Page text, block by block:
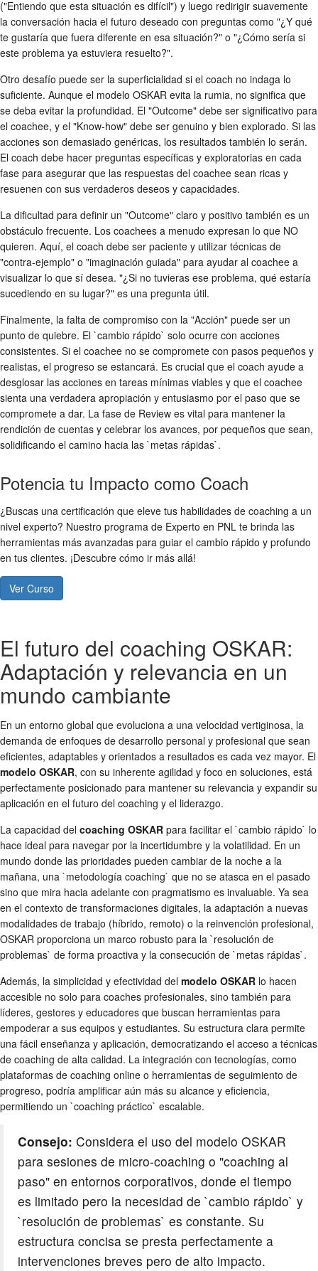
("Entiendo que esta situación es difícil") y luego redirigir suavemente
la conversación hacia el futuro deseado con preguntas como "¿Y qué
te gustaría que fuera diferente en esa situación?" o "¿Cómo sería si
este problema ya estuviera resuelto?".
Otro desafío puede ser la superficialidad si el coach no indaga lo
suficiente. Aunque el modelo OSKAR evita la rumia, no significa que
se deba evitar la profundidad. El "Outcome" debe ser significativo para
el coachee, y el "Know-how" debe ser genuino y bien explorado. Si las
acciones son demasiado genéricas, los resultados también lo serán.
El coach debe hacer preguntas específicas y exploratorias en cada
fase para asegurar que las respuestas del coachee sean ricas y
resuenen con sus verdaderos deseos y capacidades.
La dificultad para definir un "Outcome" claro y positivo también es un
obstáculo frecuente. Los coachees a menudo expresan lo que NO
quieren. Aquí, el coach debe ser paciente y utilizar técnicas de
"contra-ejemplo" o "imaginación guiada" para ayudar al coachee a
visualizar lo que sí desea. "¿Si no tuvieras ese problema, qué estaría
sucediendo en su lugar?" es una pregunta útil.
Finalmente, la falta de compromiso con la "Acción" puede ser un
punto de quiebre. El `cambio rápido` solo ocurre con acciones
consistentes. Si el coachee no se compromete con pasos pequeños y
realistas, el progreso se estancará. Es crucial que el coach ayude a
desglosar las acciones en tareas mínimas viables y que el coachee
sienta una verdadera apropiación y entusiasmo por el paso que se
compromete a dar. La fase de Review es vital para mantener la
rendición de cuentas y celebrar los avances, por pequeños que sean,
solidificando el camino hacia las `metas rápidas`.
Potencia tu Impacto como Coach
¿Buscas una certificación que eleve tus habilidades de coaching a un
nivel experto? Nuestro programa de Experto en PNL te brinda las
herramientas más avanzadas para guiar el cambio rápido y profundo
en tus clientes. ¡Descubre cómo ir más allá!
Ver Curso
El futuro del coaching OSKAR:
Adaptación y relevancia en un
mundo cambiante
En un entorno global que evoluciona a una velocidad vertiginosa, la
demanda de enfoques de desarrollo personal y profesional que sean
eficientes, adaptables y orientados a resultados es cada vez mayor. El
modelo OSKAR, con su inherente agilidad y foco en soluciones, está
perfectamente posicionado para mantener su relevancia y expandir su
aplicación en el futuro del coaching y el liderazgo.
La capacidad del coaching OSKAR para facilitar el `cambio rápido` lo
hace ideal para navegar por la incertidumbre y la volatilidad. En un
mundo donde las prioridades pueden cambiar de la noche a la
mañana, una `metodología coaching` que no se atasca en el pasado
sino que mira hacia adelante con pragmatismo es invaluable. Ya sea
en el contexto de transformaciones digitales, la adaptación a nuevas
modalidades de trabajo (híbrido, remoto) o la reinvención profesional,
OSKAR proporciona un marco robusto para la `resolución de
problemas` de forma proactiva y la consecución de `metas rápidas`.
Además, la simplicidad y efectividad del modelo OSKAR lo hacen
accesible no solo para coaches profesionales, sino también para
líderes, gestores y educadores que buscan herramientas para
empoderar a sus equipos y estudiantes. Su estructura clara permite
una fácil enseñanza y aplicación, democratizando el acceso a técnicas
de coaching de alta calidad. La integración con tecnologías, como
plataformas de coaching online o herramientas de seguimiento de
progreso, podría amplificar aún más su alcance y eficiencia,
permitiendo un `coaching práctico` escalable.
Consejo: Considera el uso del modelo OSKAR
para sesiones de micro-coaching o "coaching al
paso" en entornos corporativos, donde el tiempo
es limitado pero la necesidad de `cambio rápido` y
`resolución de problemas` es constante. Su
estructura concisa se presta perfectamente a
intervenciones breves pero de alto impacto.